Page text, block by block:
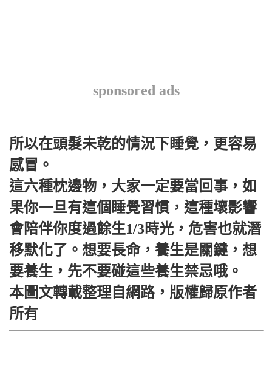
sponsored ads
所以在頭髮未乾的情況下睡覺，更容易
感冒。
這六種枕邊物，大家一定要當回事，如
果你一旦有這個睡覺習慣，這種壞影響
會陪伴你度過餘生1/3時光，危害也就潛
移默化了。想要長命，養生是關鍵，想
要養生，先不要碰這些養生禁忌哦。
本圖文轉載整理自網路，版權歸原作者
所有